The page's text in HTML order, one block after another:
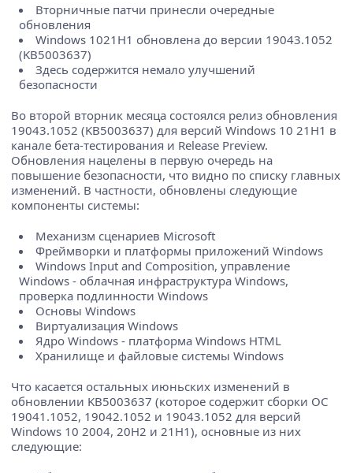
Вторничные патчи принесли очередные
обновления
Windows 1021H1 обновлена до версии 19043.1052
(KB5003637)
Здесь содержится немало улучшений
безопасности
Во второй вторник месяца состоялся релиз обновления
19043.1052 (KB5003637) для версий Windows 10 21H1 в
канале бета-тестирования и Release Preview.
Обновления нацелены в первую очередь на
повышение безопасности, что видно по списку главных
изменений. В частности, обновлены следующие
компоненты системы:
Механизм сценариев Microsoft
Фреймворки и платформы приложений Windows
Windows Input and Composition, управление
Windows - облачная инфраструктура Windows,
проверка подлинности Windows
Основы Windows
Виртуализация Windows
Ядро Windows - платформа Windows HTML
Хранилище и файловые системы Windows
Что касается остальных июньских изменений в
обновлении KB5003637 (которое содержит сборки ОС
19041.1052, 19042.1052 и 19043.1052 для версий
Windows 10 2004, 20H2 и 21H1), основные из них
следующие: